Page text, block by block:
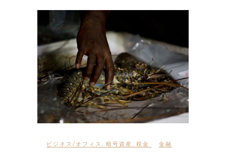
ビジネス/オフィス 暗号資産 税金 金融